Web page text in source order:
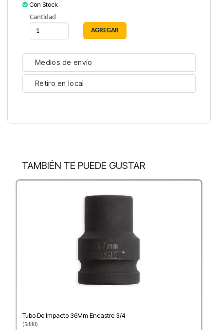
Con Stock
Cantidad
Medios de envío
Retiro en local
TAMBIÉN TE PUEDE GUSTAR
Tubo De Impacto 36Mm Encastre 3/4
(5888)